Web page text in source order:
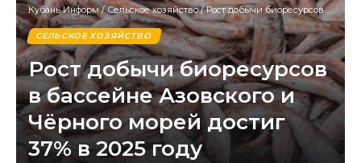
Кубань Информ/Сельское хозяйство/Рост добычи биоресурсов в бассейне Азовского и Чёрного морей достиг 37% в 2025 году
СЕЛЬСКОЕ ХОЗЯЙСТВО
Рост добычи биоресурсов
в бассейне Азовского и
Чёрного морей достиг
37% в 2025 году